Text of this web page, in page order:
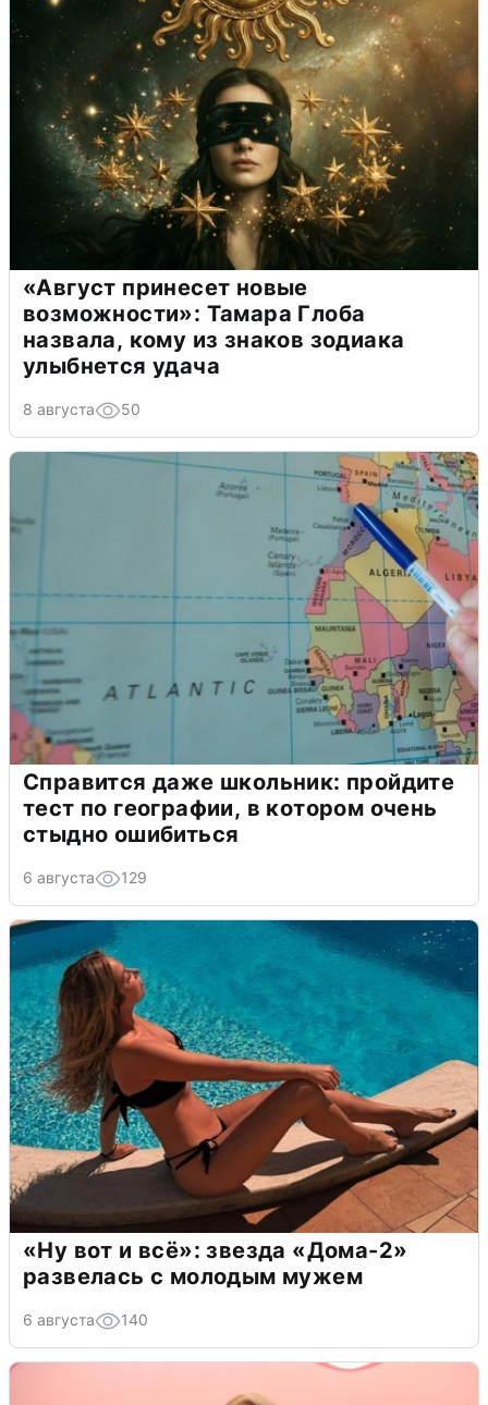
«Август принесет новые
возможности»: Тамара Глоба
назвала, кому из знаков зодиака
улыбнется удача
8 августа 50
Справится даже школьник: пройдите
тест по географии, в котором очень
стыдно ошибиться
6 августа 129
«Ну вот и всё»: звезда «Дома-2»
развелась с молодым мужем
6 августа 140